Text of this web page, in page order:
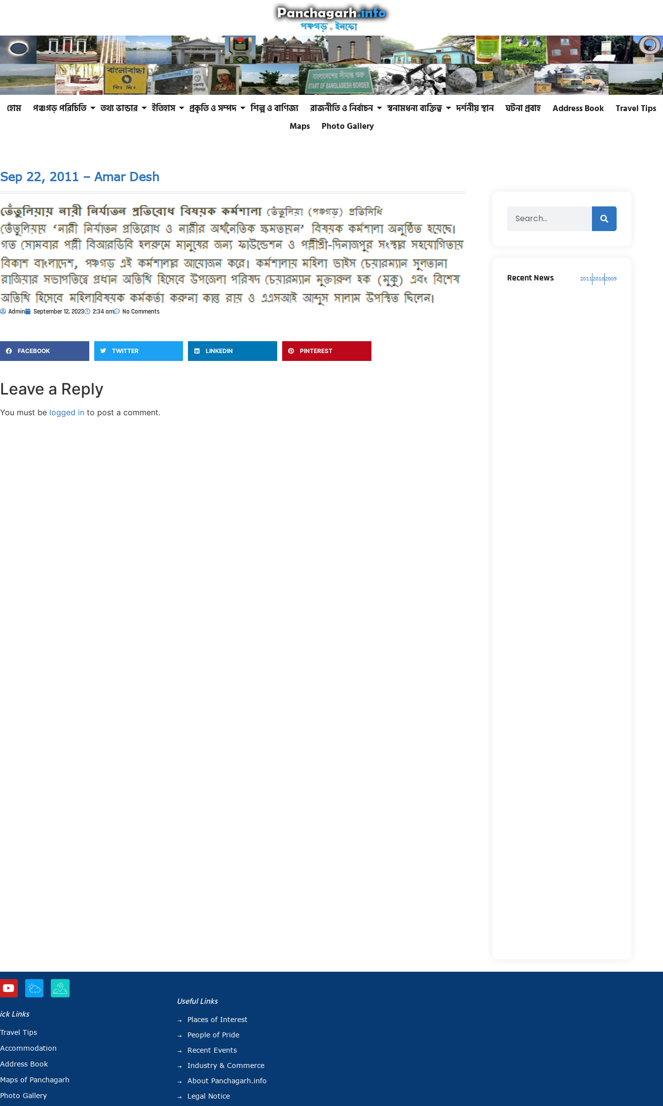
হোম পঞ্চগড় পরিচিতি তথ্য ভান্ডার ইতিহাস প্রকৃতি ও সম্পদ শিল্প ও বাণিজ্য রাজনীতি ও নির্বাচন স্বনামধন্য ব্যক্তিত্ব দর্শনীয় স্থান ঘটনা প্রবাহ Address Book
Travel Tips
Maps
Photo Gallery
Sep 22, 2011 – Amar Desh
Admin September 12, 2023 2:34 am No Comments
FACEBOOK TWITTER LINKEDIN PINTEREST
Leave a Reply
You must be logged in to post a comment.
Recent News 2011 20102009
Links
Travel Tips
Accommodation
Address Book
Maps of Panchagarh
Photo Gallery
Useful Links
Places of Interest
People of Pride
Recent Events
Industry & Commerce
About Panchagarh.info
Legal Notice